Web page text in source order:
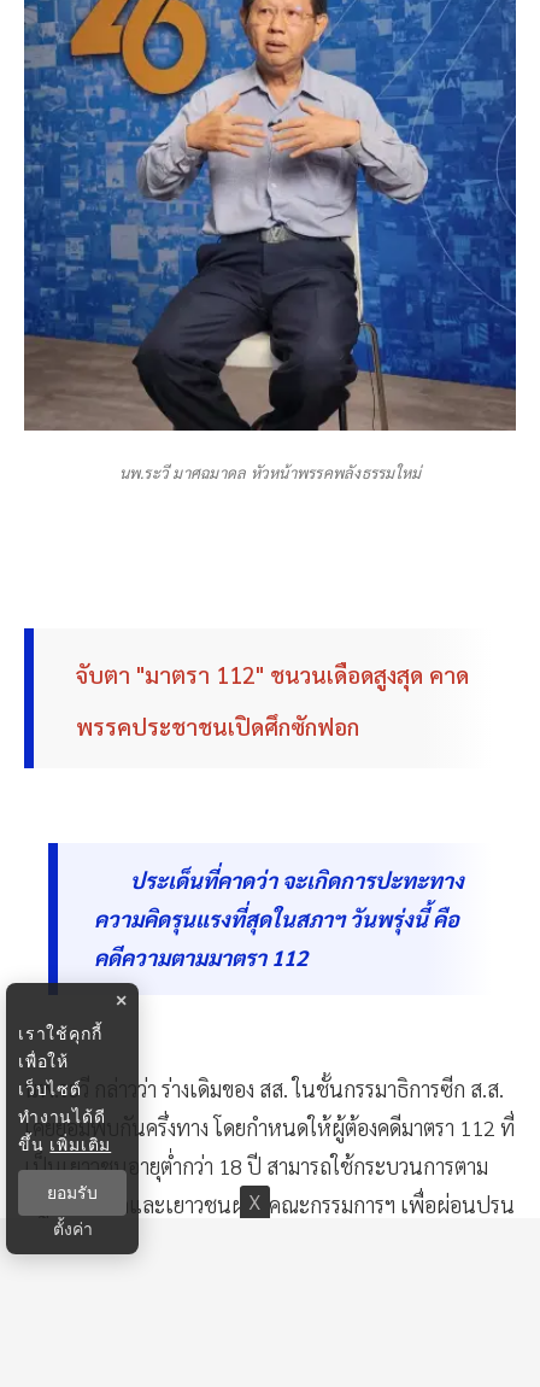
นพ.ระวี มาศฉมาดล หัวหน้าพรรคพลังธรรมใหม่
จับตา "มาตรา 112" ชนวนเดือดสูงสุด คาด
พรรคประชาชนเปิดศึกซักฟอก
ประเด็นที่คาดว่า จะเกิดการปะทะทาง
ความคิดรุนแรงที่สุดในสภาฯ วันพรุ่งนี้ คือ
คดีความตามมาตรา 112
นพ.ระวี กล่าวว่า ร่างเดิมของ สส. ในชั้นกรรมาธิการซีก ส.ส.
เคยยอมพบกันครึ่งทาง โดยกำหนดให้ผู้ต้องคดีมาตรา 112 ที่
เป็นเยาวชนอายุต่ำกว่า 18 ปี สามารถใช้กระบวนการตาม
กฎหมายเด็กและเยาวชนผ่านคณะกรรมการฯ เพื่อผ่อนปรน
เงื่อนไขการรายงานตัว ซึ่งเปรียบเสมือนการ
×
เราใช้คุกกี้
เพื่อให้
เว็บไซต์
ทำงานได้ดี
ขึ้น เพิ่มเติม
ยอมรับ
ตั้งค่า